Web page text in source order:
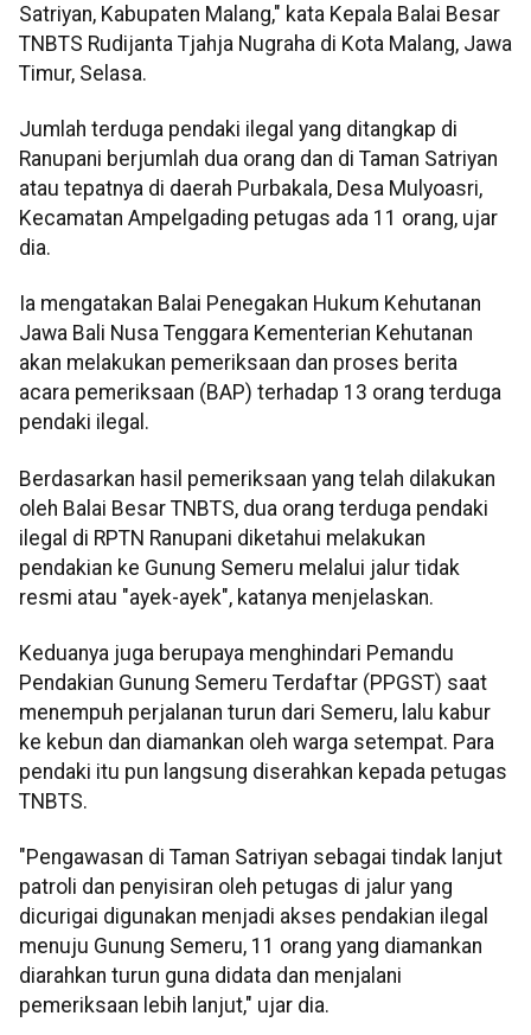
Satriyan, Kabupaten Malang," kata Kepala Balai Besar
TNBTS Rudijanta Tjahja Nugraha di Kota Malang, Jawa
Timur, Selasa.
Jumlah terduga pendaki ilegal yang ditangkap di
Ranupani berjumlah dua orang dan di Taman Satriyan
atau tepatnya di daerah Purbakala, Desa Mulyoasri,
Kecamatan Ampelgading petugas ada 11 orang, ujar
dia.
Ia mengatakan Balai Penegakan Hukum Kehutanan
Jawa Bali Nusa Tenggara Kementerian Kehutanan
akan melakukan pemeriksaan dan proses berita
acara pemeriksaan (BAP) terhadap 13 orang terduga
pendaki ilegal.
Berdasarkan hasil pemeriksaan yang telah dilakukan
oleh Balai Besar TNBTS, dua orang terduga pendaki
ilegal di RPTN Ranupani diketahui melakukan
pendakian ke Gunung Semeru melalui jalur tidak
resmi atau "ayek-ayek", katanya menjelaskan.
Keduanya juga berupaya menghindari Pemandu
Pendakian Gunung Semeru Terdaftar (PPGST) saat
menempuh perjalanan turun dari Semeru, lalu kabur
ke kebun dan diamankan oleh warga setempat. Para
pendaki itu pun langsung diserahkan kepada petugas
TNBTS.
"Pengawasan di Taman Satriyan sebagai tindak lanjut
patroli dan penyisiran oleh petugas di jalur yang
dicurigai digunakan menjadi akses pendakian ilegal
menuju Gunung Semeru, 11 orang yang diamankan
diarahkan turun guna didata dan menjalani
pemeriksaan lebih lanjut," ujar dia.